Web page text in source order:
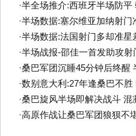
·半全场推介:西班牙半场防平
·半场数据:塞尔维亚加纳射门
·半场数据:法国射门多却准星
·半场战报-邵佳一首发助攻射
·桑巴军团沉睡45分钟后终醒
·数别意大利:27年逢桑巴不胜
·桑巴旋风半场即解决战斗 混
·高原作战让桑巴军团狼狈不